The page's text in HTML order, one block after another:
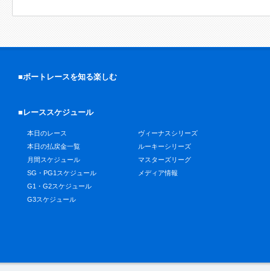
■ボートレースを知る楽しむ
■レーススケジュール
本日のレース
本日の払戻金一覧
月間スケジュール
SG・PG1スケジュール
G1・G2スケジュール
G3スケジュール
ヴィーナスシリーズ
ルーキーシリーズ
マスターズリーグ
メディア情報